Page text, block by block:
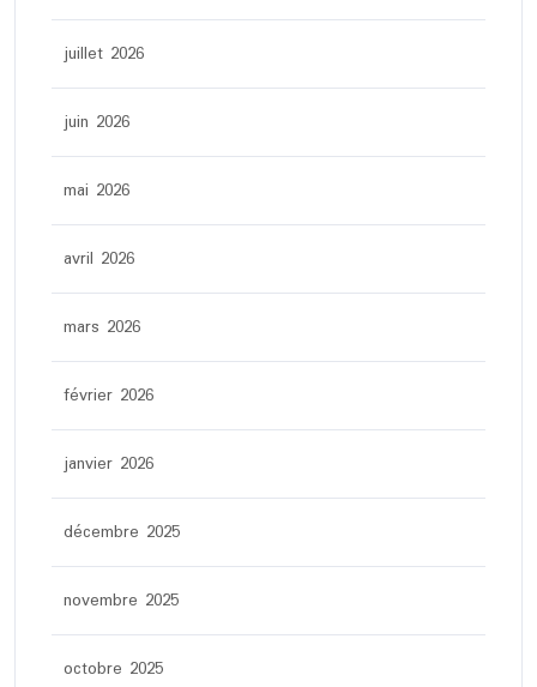
juillet 2026
juin 2026
mai 2026
avril 2026
mars 2026
février 2026
janvier 2026
décembre 2025
novembre 2025
octobre 2025